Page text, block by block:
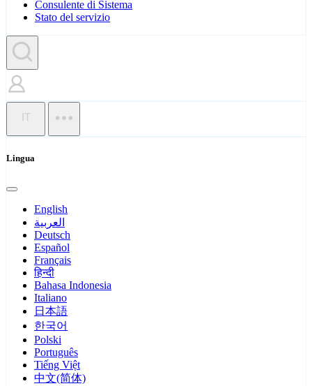
Consulente di Sistema
Stato del servizio
IT
Lingua
English
العربية
Deutsch
Español
Français
हिन्दी
Bahasa Indonesia
Italiano
日本語
한국어
Polski
Português
Tiếng Việt
中文(简体)